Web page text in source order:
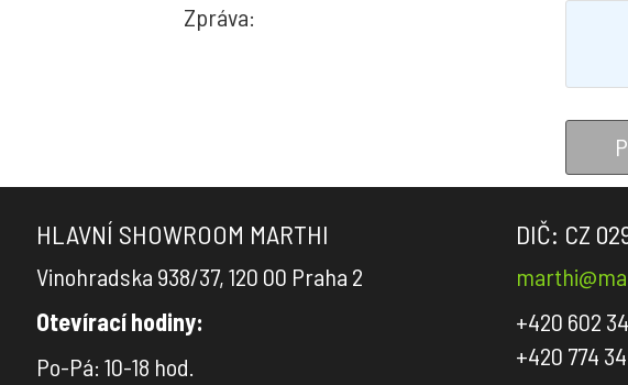
Zpráva:
HLAVNÍ SHOWROOM MARTHI
Vinohradska 938/37, 120 00 Praha 2
Otevírací hodiny:
Po-Pá: 10-18 hod.
DIČ: CZ
+420 602 34
+420 774